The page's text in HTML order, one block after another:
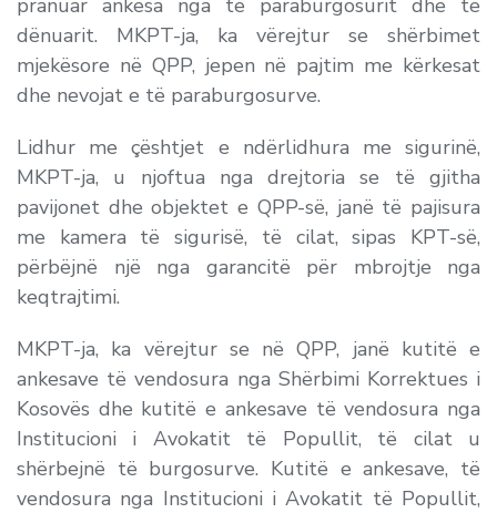
pranuar ankesa nga të paraburgosurit dhe të
dënuarit. MKPT-ja, ka vërejtur se shërbimet
mjekësore në QPP, jepen në pajtim me kërkesat
dhe nevojat e të paraburgosurve.
Lidhur me çështjet e ndërlidhura me sigurinë,
MKPT-ja, u njoftua nga drejtoria se të gjitha
pavijonet dhe objektet e QPP-së, janë të pajisura
me kamera të sigurisë, të cilat, sipas KPT-së,
përbëjnë një nga garancitë për mbrojtje nga
keqtrajtimi.
MKPT-ja, ka vërejtur se në QPP, janë kutitë e
ankesave të vendosura nga Shërbimi Korrektues i
Kosovës dhe kutitë e ankesave të vendosura nga
Institucioni i Avokatit të Popullit, të cilat u
shërbejnë të burgosurve. Kutitë e ankesave, të
vendosura nga Institucioni i Avokatit të Popullit,